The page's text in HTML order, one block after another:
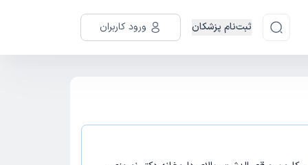
ثبت‌نام پزشکان ورود کاربران